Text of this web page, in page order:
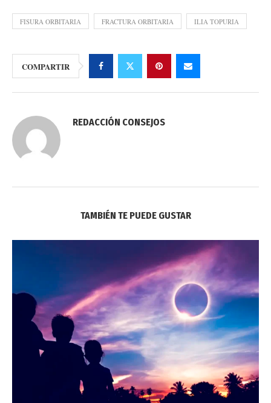
FISURA ORBITARIA FRACTURA ORBITARIA ILIA TOPURIA
COMPARTIR
REDACCIÓN CONSEJOS
TAMBIÉN TE PUEDE GUSTAR